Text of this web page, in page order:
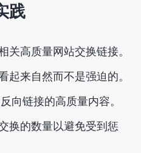
践
关高质量网站交换链接。
起来自然而不是强迫的。
向链接的高质量内容。
换的数量以避免受到惩